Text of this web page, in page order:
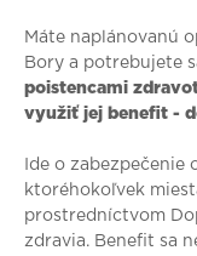
Máte naplánovanú
Bory a potrebujete
poistencami
využiť jej benefit -
Ide o
ktoréhokoľvek
prostredníctvom
zdravia. Benefit sa